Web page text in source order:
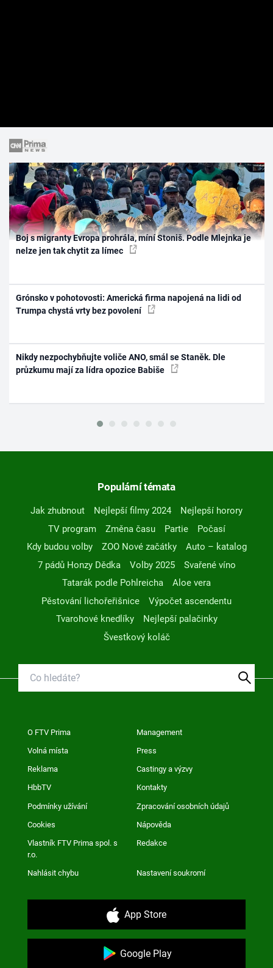
Boj s migranty Evropa prohrála, míní Stoniš. Podle Mlejnka je
nelze jen tak chytit za límec
Grónsko v pohotovosti: Americká firma napojená na lidi od
Trumpa chystá vrty bez povolení
Nikdy nezpochybňujte voliče ANO, smál se Staněk. Dle
průzkumu mají za lídra opozice Babiše
Populární témata
Jak zhubnout Nejlepší filmy 2024
Nejlepší horory
TV program
Změna času Partie
Počasí
Kdy budou volby
ZOO Nové začátky
Auto – katalog
7 pádů Honzy Dědka
Volby 2025
Svařené víno
Tatarák podle Pohlreicha
Aloe vera
Pěstování lichořeřišnice
Výpočet ascendentu
Tvarohové knedlíky
Nejlepší palačinky
Švestkový koláč
O FTV Prima Management
Volná místa Press
Reklama Castingy a výzvy
HbbTV Kontakty
Podmínky užívání Zpracování osobních údajů
Cookies Nápověda
Vlastník FTV Prima spol. s
r.o.
Redakce
Nahlásit chybu Nastavení soukromí
App Store
Google Play